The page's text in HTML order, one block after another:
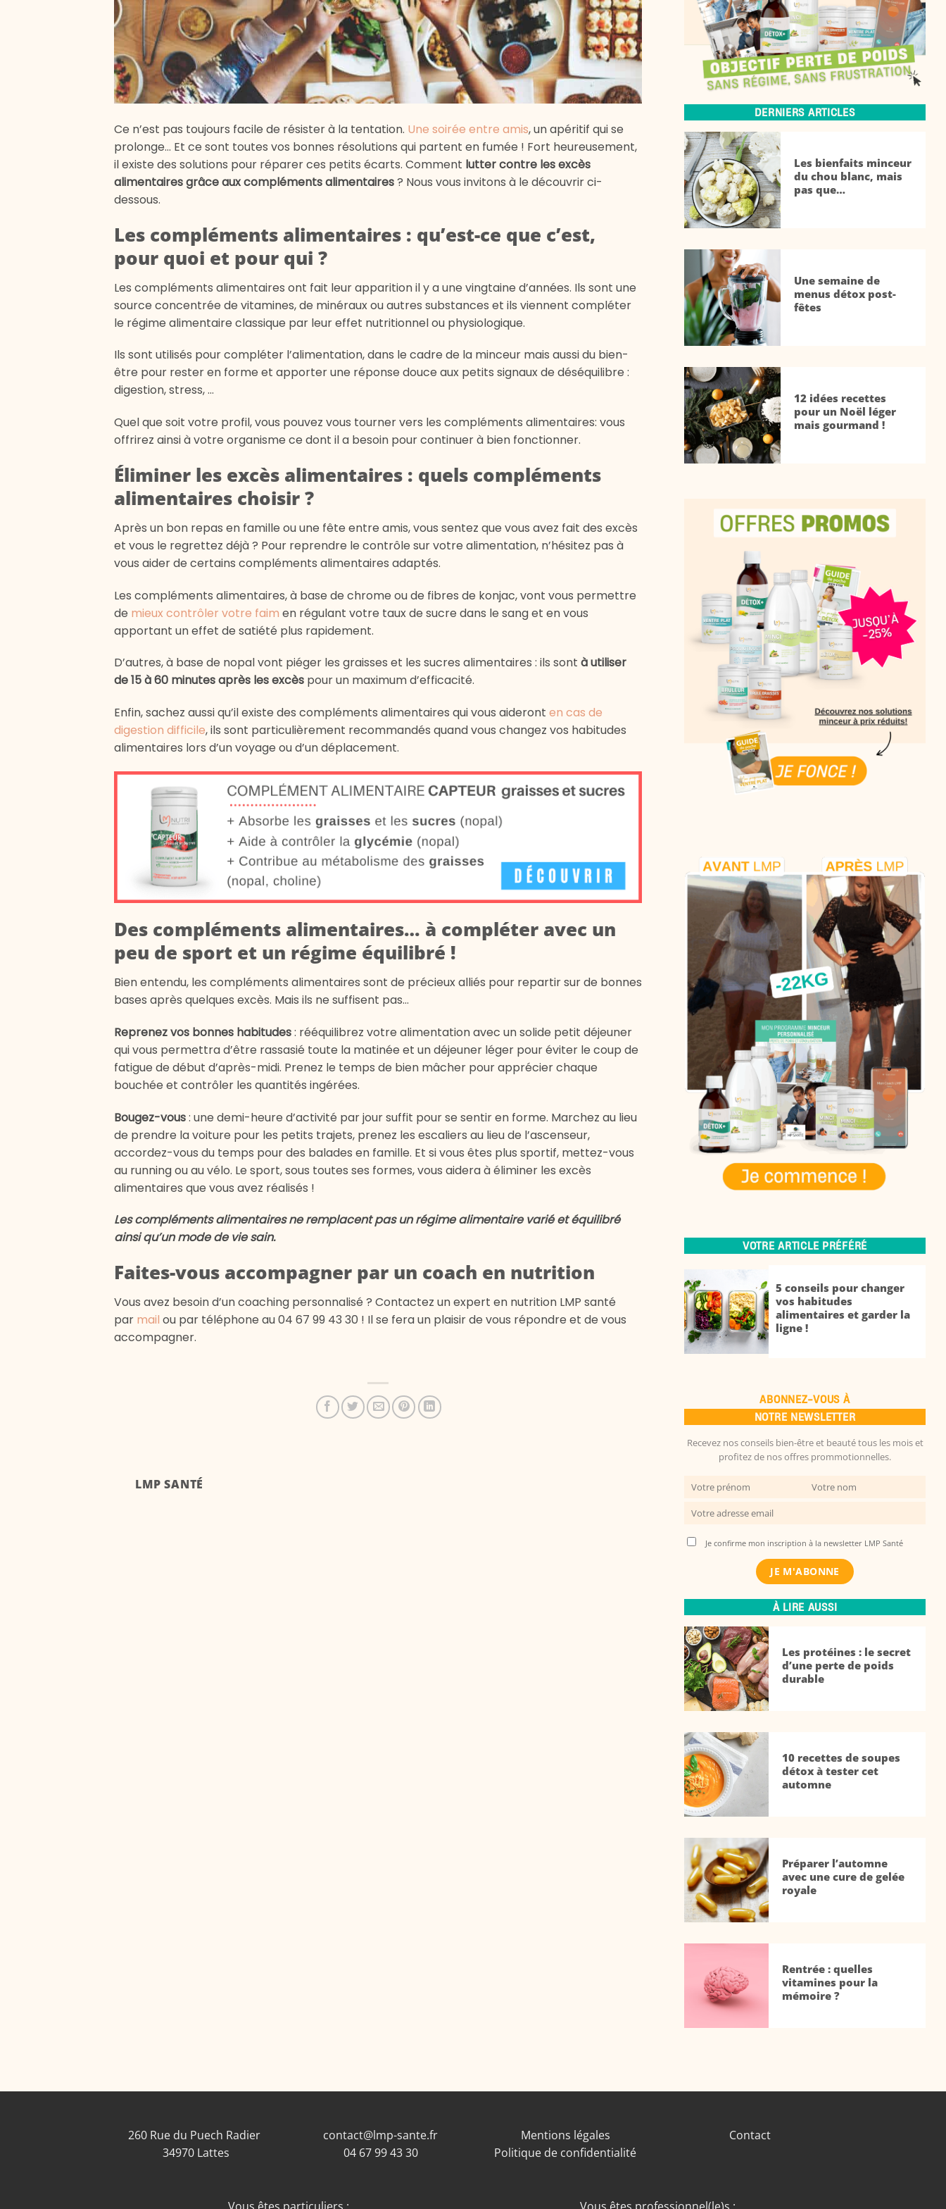
Ce n’est pas toujours facile de résister à la tentation. Une soirée entre amis, un apéritif qui se
prolonge… Et ce sont toutes vos bonnes résolutions qui partent en fumée ! Fort heureusement,
il existe des solutions pour réparer ces petits écarts. Comment lutter contre les excès
alimentaires grâce aux compléments alimentaires? Nous vous invitons à le découvrirci-
dessous.
Les compléments alimentaires : qu’est-ce que c’est,
pour quoi et pour qui ?
Les compléments alimentaires ont fait leur apparition il y a une vingtaine d’années. Ils sont une
source concentrée de vitamines, de minéraux ou autres substances et ils viennent compléter
le régime alimentaire classique par leur effet nutritionnel ou physiologique.
Ils sont utilisés pour compléter l’alimentation, dans le cadre de la minceur mais aussi du bien-
être pour rester en forme et apporter une réponse douce aux petits signaux de déséquilibre :
digestion, stress, …
Quel que soit votre profil, vous pouvez vous tourner vers les compléments alimentaires: vous
offrirez ainsi à votre organisme ce dont il a besoin pour continuer à bien fonctionner.
Éliminer les excès alimentaires : quels compléments
alimentaires choisir ?
Après un bon repas en famille ou une fête entre amis, vous sentez que vous avez fait des excès
et vous le regrettez déjà ? Pour reprendre le contrôle sur votre alimentation, n’hésitez pas à
vous aider de certains compléments alimentaires adaptés.
Les compléments alimentaires, à base de chrome ou de fibres de konjac, vont vous permettre
de mieux contrôler votre faim en régulant votre taux de sucre dans le sang et en vous
apportant un effet de satiété plus rapidement.
D’autres, à base de nopal vont piéger les graisses et les sucres alimentaires : ils sont à utiliser
de 15 à 60 minutes après les excès pour un maximum d’efficacité.
Enfin, sachez aussi qu’il existe des compléments alimentaires qui vous aideront en cas de
digestion difficile, ils sont particulièrement recommandés quand vous changez vos habitudes
alimentaires lors d’un voyage ou d’un déplacement.
Des compléments alimentaires… à compléter avec un
peu de sport et un régime équilibré !
Bien entendu, les compléments alimentaires sont de précieux alliés pour repartir sur de bonnes
bases après quelques excès. Mais ils ne suffisent pas…
Reprenez vos bonnes habitudes: rééquilibrez votre alimentation avec un solide petit déjeuner
qui vous permettra d’être rassasié toute la matinée et un déjeuner léger pour éviter le coup de
fatigue de début d’après-midi. Prenez le temps de bien mâcher pour apprécier chaque
bouchée et contrôler les quantités ingérées.
Bougez-vous: une demi-heure d’activité par jour suffit pour se sentir en forme. Marchez au lieu
de prendre la voiture pour les petits trajets, prenez les escaliers au lieu de l’ascenseur,
accordez-vous du temps pour des balades en famille. Et si vous êtes plus sportif, mettez-vous
au running ou au vélo. Le sport, sous toutes ses formes, vous aidera à éliminer les excès
alimentaires que vous avez réalisés !
Les compléments alimentaires ne remplacent pas un régime alimentaire varié et équilibré
ainsi qu’un mode de vie sain.
Faites-vous accompagner par un coach en nutrition
Vous avez besoin d’un coaching personnalisé ? Contactez un expert en nutrition LMP santé
par mail ou par téléphone au 04 67 99 43 30 ! Il se fera un plaisir de vous répondre et de vous
accompagner.
LMP SANTÉ
DERNIERS ARTICLES
Les bienfaits minceur
du chou blanc, mais
pas que…
Une semaine de
menus détox post-
fêtes
12 idées recettes
pour un Noël léger
mais gourmand !
VOTRE ARTICLE PRÉFÉRÉ
5 conseils pour changer
vos habitudes
alimentaires et garder la
ligne !
ABONNEZ-VOUS À
NOTRE NEWSLETTER
Recevez nos conseils bien-être et beauté tous les mois et
profitez de nos offres prommotionnelles.
Je confirme mon inscription à la newsletter LMP Santé
À LIRE AUSSI
Les protéines : le secret
d’une perte de poids
durable
10 recettes de soupes
détox à tester cet
automne
Préparer l’automne
avec une cure de gelée
royale
Rentrée : quelles
vitamines pour la
mémoire ?
260 Rue du Puech Radier
34970 Lattes
contact@lmp-sante.fr
04 67 99 43 30
Mentions légales
Politique de confidentialité
Contact